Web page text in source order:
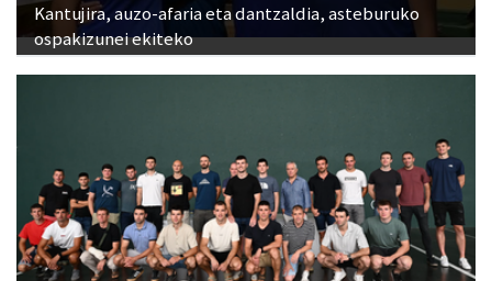
Kantujira, auzo-afaria eta dantzaldia, asteburuko
ospakizunei ekiteko